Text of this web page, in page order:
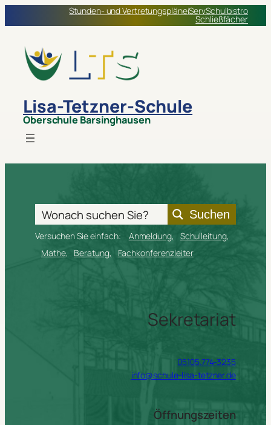
Stunden- und VertretungspläneiServSchulbistro
Schließfächer
Lisa-Tetzner-Schule
Oberschule Barsinghausen
Suchen
Versuchen Sie einfach: Anmeldung
Schulleitung
Mathe
Beratung Fachkonferenzleiter
Sekretariat
05105.774-3235
info@schule-lisa-tetzner.de
Öffnungszeiten